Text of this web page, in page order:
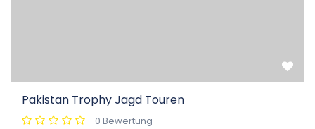
Pakistan Trophy Jagd Touren
0 Bewertung